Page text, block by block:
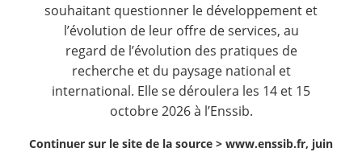
souhaitant questionner le développement et
l’évolution de leur offre de services, au
regard de l’évolution des pratiques de
recherche et du paysage national et
international. Elle se déroulera les 14 et 15
octobre 2026 à l’Enssib.
Continuer sur le site de la source > www.enssib.fr, juin